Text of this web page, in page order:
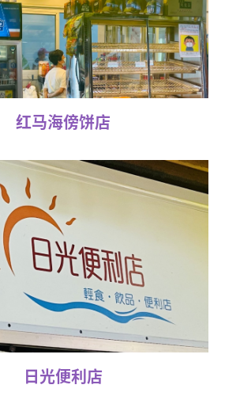
红马海傍饼店
日光便利店